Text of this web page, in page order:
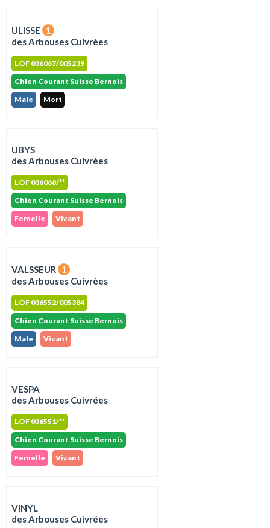
ULISSE
1
des Arbouses Cuivrées
LOF 036067/005239
Chien Courant Suisse Bernois
Male
Mort
UBYS
des Arbouses Cuivrées
LOF 036068/**
Chien Courant Suisse Bernois
Femelle
Vivant
VALSSEUR 1
des Arbouses Cuivrées
LOF 036552/005384
Chien Courant Suisse Bernois
Male
Vivant
VESPA
des Arbouses Cuivrées
LOF 036551/**
Chien Courant Suisse Bernois
Femelle
Vivant
VINYL
des Arbouses Cuivrées